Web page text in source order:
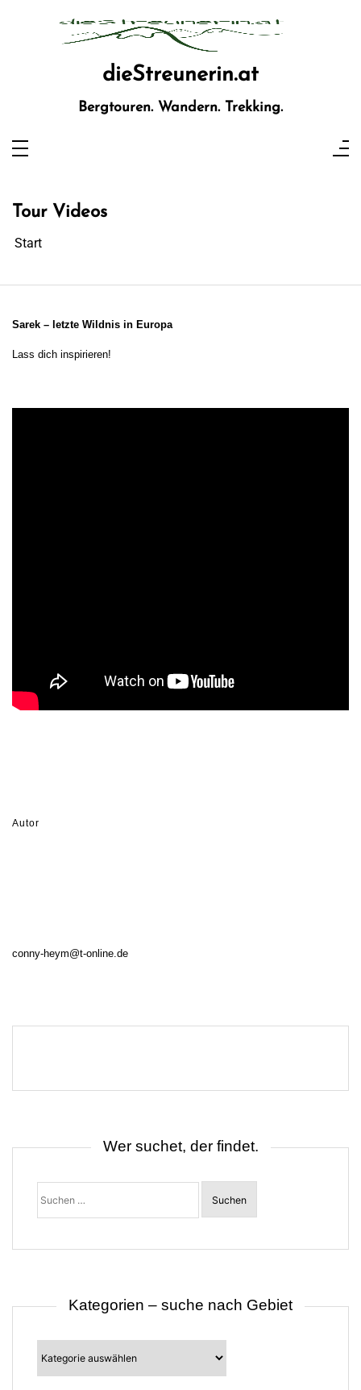
dieStreunerin.at
Bergtouren. Wandern. Trekking.
Tour Videos
Start
Sarek – letzte Wildnis in Europa
Lass dich inspirieren!
Autor
conny-heym@t-online.de
Wer suchet, der findet.
Suchen
nach:
Kategorien – suche nach Gebiet
Kategorien
–
suche
nach